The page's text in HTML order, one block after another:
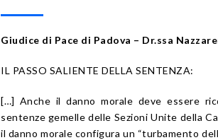
Giudice di Pace di Padova – Dr.ssa
IL PASSO SALIENTE DELLA SENTENZA:
[…] Anche il danno morale deve essere
sentenze gemelle delle Sezioni Unite della
il danno morale configura un “turbamento